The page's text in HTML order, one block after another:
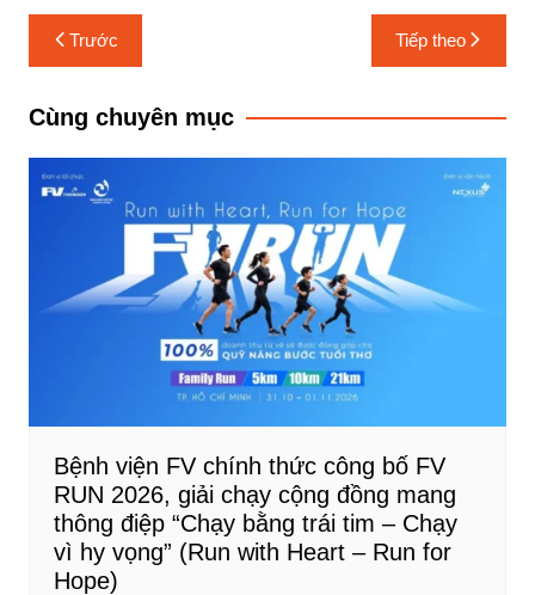
Điều
hướng
bài
Trước Tiếp theo
Cùng chuyên mục
Bệnh viện FV chính thức công bố FV
RUN 2026, giải chạy cộng đồng mang
thông điệp “Chạy bằng trái tim – Chạy
vì hy vọng” (Run with Heart – Run for
Hope)